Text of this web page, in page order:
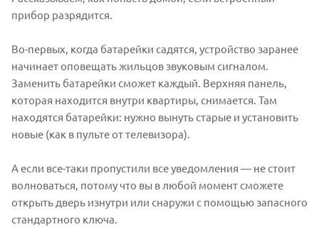
прибор разрядится.
Во-первых, когда батарейки садятся, устройство заранее
начинает оповещать жильцов звуковым сигналом.
Заменить батарейки сможет каждый. Верхняя панель,
которая находится внутри квартиры, снимается. Там
находятся батарейки: нужно вынуть старые и установить
новые (как в пульте от телевизора).
А если все-таки пропустили все уведомления — не стоит
волноваться, потому что вы в любой момент сможете
открыть дверь изнутри или снаружи с помощью запасного
стандартного ключа.